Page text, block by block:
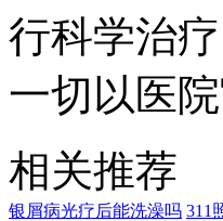
行科学治
一切以医
相关推荐
银屑病光疗后能洗澡吗 311